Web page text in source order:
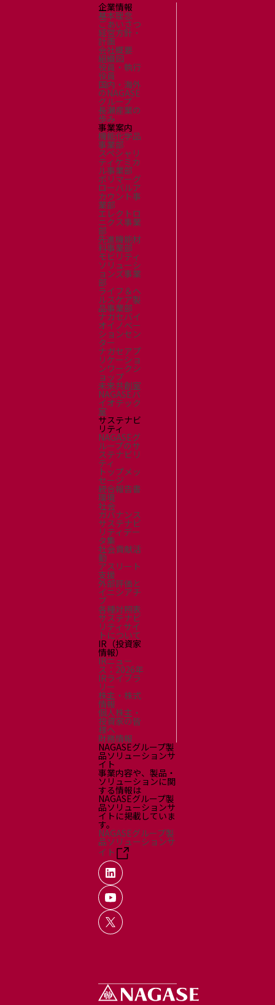
サステナビリティサイトについて
新卒採用（総合・事務職）
NAGASEグループ採用情報
企業情報
基本理念
ごあいさつ
経営方針・
計画
会社概要
組織図
役員・執行
役員
国内・海外
のNAGASE
グループ
長瀬産業の
歩み
事業案内
機能化学品
事業部
スペシャリ
ティケミカ
ル事業部
ポリマーグ
ローバルア
カウント事
業部
エレクトロ
ニクス事業
部
先進機能材
料事業部
モビリティ
ソリューシ
ョンズ事業
部
ライフ＆ヘ
ルスケア製
品事業部
ナガセバイ
オイノベー
ションセン
ター
ナガセアプ
リケーショ
ンワークシ
ョップ
未来共創室
NAGASEバ
イオテック
室
サステナビ
リティ
NAGASEグ
ループのサ
ステナビリ
ティ
トップメッ
セージ
統合報告書
環境
社会
ガバナンス
サステナビ
リティデー
タ集
社会貢献活
動
アスリート
支援
外部評価と
イニシアチ
ブ
各種対照表
サステナビ
リティサイ
トについて
IR（投資家
情報）
IRニュー
ス：2026年
IRライブラ
リー
株主・株式
情報
個人株主・
投資家の皆
様へ
財務情報
NAGASEグループ製
品ソリューションサ
イト
事業内容や、製品・
ソリューションに関
する情報は
NAGASEグループ製
品ソリューションサ
イトに掲載していま
す。
NAGASEグループ製
品ソリューションサ
イト